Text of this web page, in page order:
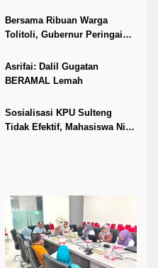
Bersama Ribuan Warga
Tolitoli, Gubernur Peringai
Asrifai: Dalil Gugatan
BERAMAL Lemah
Sosialisasi KPU Sulteng
Tidak Efektif, Mahasiswa Nilai